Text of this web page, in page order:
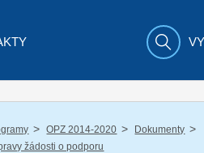
/ OPZ 2014-2020 / Dokumenty /
žádosti o podporu